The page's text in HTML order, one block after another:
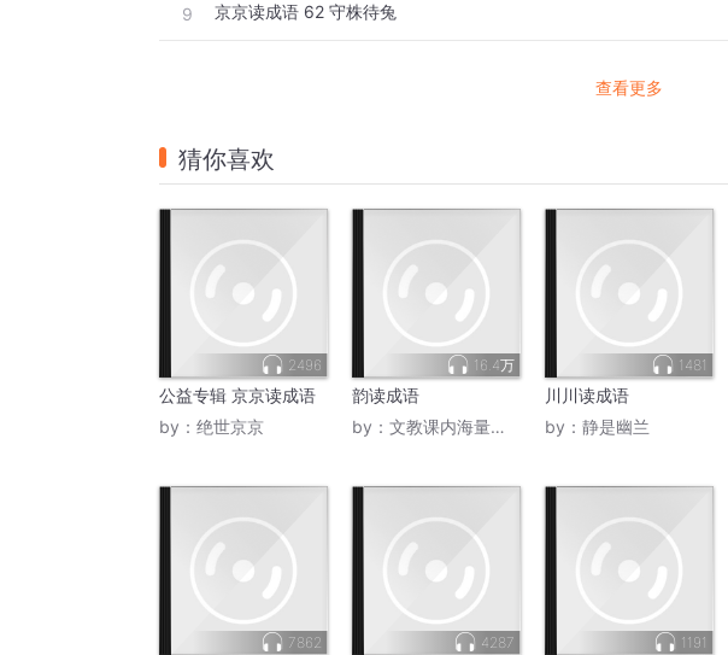
9 京京读成语 62 守株待兔
查看更多
猜你喜欢
2496
公益专辑 京京读成语
by： 绝世京京
16.4万
韵读成语
by： 文教课内海量阅读
1481
川川读成语
by： 静是幽兰
7862 4287 1191